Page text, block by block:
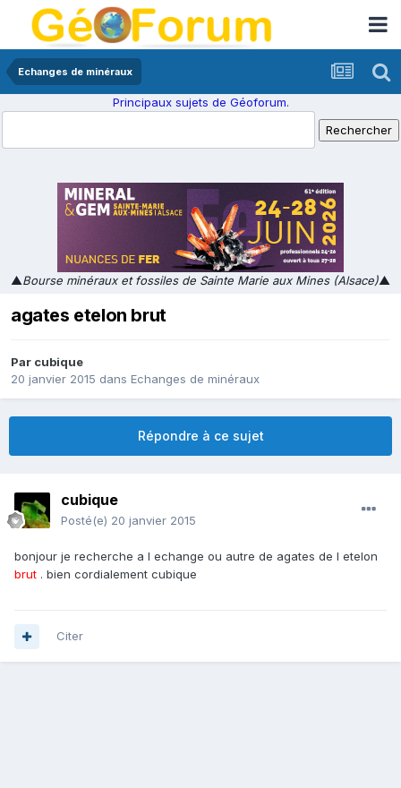
Echanges de minéraux
Principaux sujets de Géoforum.
▲Bourse minéraux et fossiles de Sainte Marie aux Mines (Alsace)▲
agates etelon brut
Par cubique
20 janvier 2015 dans Echanges de minéraux
Répondre à ce sujet
cubique
Posté(e) 20 janvier 2015
bonjour je recherche a l echange ou autre de agates de l etelon
brut . bien cordialement cubique
Citer